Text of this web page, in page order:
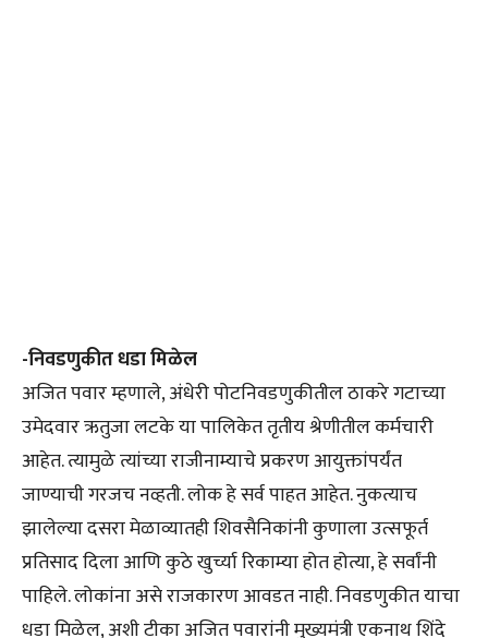
-निवडणुकीत धडा मिळेल
अजित पवार म्हणाले, अंधेरी पोटनिवडणुकीतील ठाकरे गटाच्या
उमेदवार ऋतुजा लटके या पालिकेत तृतीय श्रेणीतील कर्मचारी
आहेत. त्यामुळे त्यांच्या राजीनाम्याचे प्रकरण आयुक्तांपर्यंत
जाण्याची गरजच नव्हती. लोक हे सर्व पाहत आहेत. नुकत्याच
झालेल्या दसरा मेळाव्यातही शिवसैनिकांनी कुणाला उत्सफूर्त
प्रतिसाद दिला आणि कुठे खुर्च्या रिकाम्या होत होत्या, हे सर्वांनी
पाहिले. लोकांना असे राजकारण आवडत नाही. निवडणुकीत याचा
धडा मिळेल, अशी टीका अजित पवारांनी मुख्यमंत्री एकनाथ शिंदे